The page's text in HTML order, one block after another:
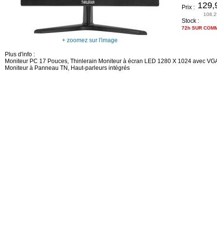
+ zoomez sur l'image
Prix :
Stock :
72h SUR
Plus d'info :
Moniteur PC 17 Pouces, Thinlerain Moniteur à écran LED 1280 X 1024 avec
Moniteur à Panneau TN, Haut-parleurs intégrés